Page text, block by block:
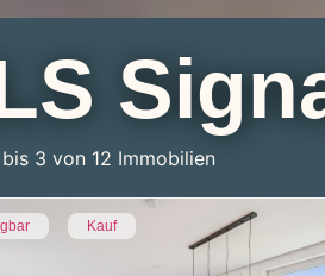
bis 3 von 12 Immobilien
Kauf